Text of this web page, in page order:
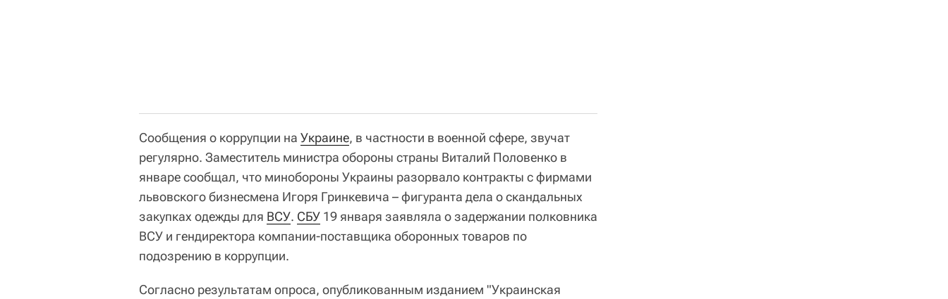
Сообщения о коррупции на Украине, в частности в военной сфере, звучат
регулярно. Заместитель министра обороны страны Виталий Половенко в
январе сообщал, что минобороны Украины разорвало контракты с фирмами
львовского бизнесмена Игоря Гринкевича – фигуранта дела о скандальных
закупках одежды для ВСУ. СБУ 19 января заявляла о задержании полковника
ВСУ и гендиректора компании-поставщика оборонных товаров по
подозрению в коррупции.
Согласно результатам опроса, опубликованным изданием "Украинская